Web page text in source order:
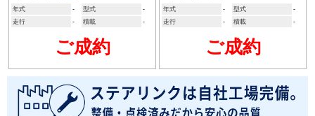
年式 - 型式
-
走行
- 積載 -
ご成約
年式 - 型式
-
走行
- 積載 -
ご成約